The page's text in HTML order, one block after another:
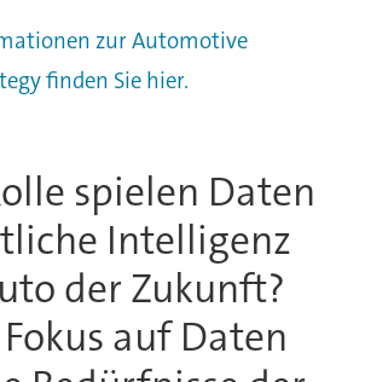
zur Automotive
finden Sie hier.
spielen Daten
Intelligenz
der Zukunft?
auf Daten